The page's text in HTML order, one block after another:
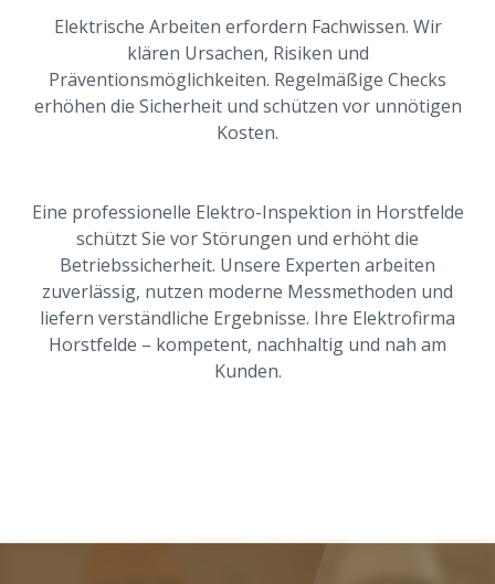
Elektrische Arbeiten erfordern Fachwissen. Wir
klären Ursachen, Risiken und
Präventionsmöglichkeiten. Regelmäßige Checks
erhöhen die Sicherheit und schützen vor unnötigen
Kosten.
Eine professionelle Elektro-Inspektion in Horstfelde
schützt Sie vor Störungen und erhöht die
Betriebssicherheit. Unsere Experten arbeiten
zuverlässig, nutzen moderne Messmethoden und
liefern verständliche Ergebnisse. Ihre Elektrofirma
Horstfelde – kompetent, nachhaltig und nah am
Kunden.